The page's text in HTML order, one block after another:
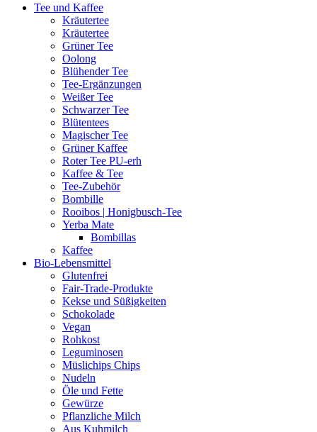
Tee und Kaffee
Kräutertee
Kräutertee
Grüner Tee
Oolong
Blühender Tee
Tee-Ergänzungen
Weißer Tee
Schwarzer Tee
Blütentees
Magischer Tee
Grüner Kaffee
Roter Tee PU-erh
Kaffee & Tee
Tee-Zubehör
Bombille
Rooibos | Honigbusch-Tee
Yerba Mate
Bombillas
Kaffee
Bio-Lebensmittel
Glutenfrei
Fair-Trade-Produkte
Kekse und Süßigkeiten
Schokolade
Vegan
Rohkost
Leguminosen
Müslichips Chips
Nudeln
Öle und Fette
Gewürze
Pflanzliche Milch
Aus Kuhmilch